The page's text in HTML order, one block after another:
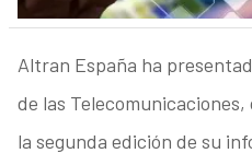
Altran España ha
de las
la segunda edición de su